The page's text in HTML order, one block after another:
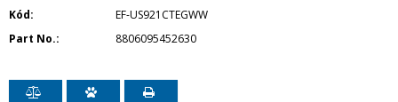
Kód
EF-US921CTEGWW
Part No.
8806095452630